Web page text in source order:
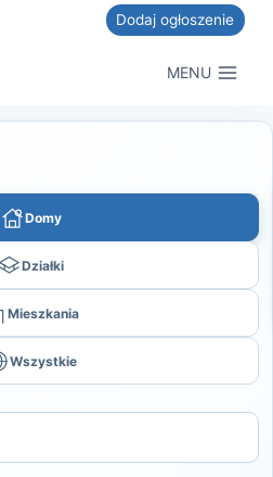
Dodaj ogłoszenie
MENU
Domy
Działki
Mieszkania
Wszystkie